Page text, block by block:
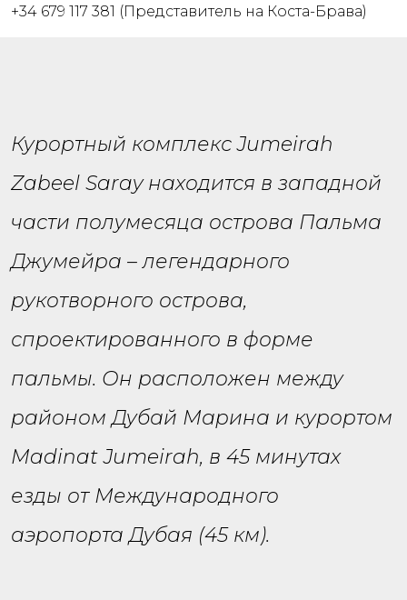
+34 679 117 381 (Представитель на Коста-Брава)
Курортный комплекс Jumeirah
Zabeel Saray находится в западной
части полумесяца острова Пальма
Джумейра – легендарного
рукотворного острова,
спроектированного в форме
пальмы. Он расположен между
районом Дубай Марина и курортом
Madinat Jumeirah, в 45 минутах
езды от Международного
аэропорта Дубая (45 км).